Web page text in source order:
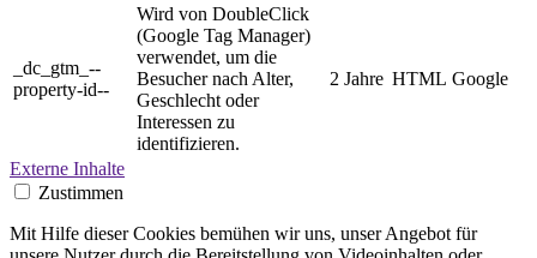
_dc_gtm_--
property-id--
Wird von DoubleClick
(Google Tag Manager)
verwendet, um die
Besucher nach Alter,
Geschlecht oder
Interessen zu
identifizieren.
2 Jahre HTML Google
Externe Inhalte
Zustimmen
Mit Hilfe dieser Cookies bemühen wir uns, unser Angebot für